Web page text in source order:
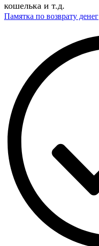
кошелька и т.д.
Памятка по возврату денег